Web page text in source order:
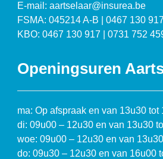
E-mail: aartselaar@insurea.be
FSMA: 045214 A-B | 0467 130
KBO: 0467 130 917 | 0731 752
Openingsuren
ma: Op afspraak en van 13u30 tot
di: 09u00 – 12u30 en van 13u30
woe: 09u00 – 12u30 en van
do: 09u30 – 12u30 en van 16u00